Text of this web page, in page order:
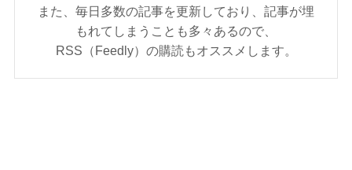
また、毎日多数の記事を更新しており、記事が埋
もれてしまうことも多々あるので、
RSS（Feedly）の購読もオススメします。